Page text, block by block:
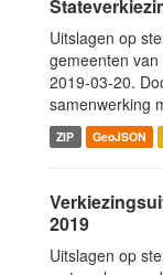
Uitslagen op
gemeenten
2019-03-20.
samenwerking
ZIP GeoJSON
2019
Uitslagen op